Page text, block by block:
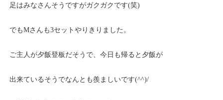
足はみなさんそうですがガクガクです(笑)
でもMさんも3セットやりきりました。
ご主人が夕飯登板だそうで、今日も帰ると夕飯が
出来ているそうでなんとも羨ましいです(^^)/